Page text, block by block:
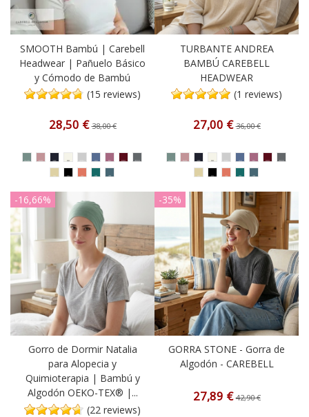
SMOOTH Bambú | Carebell
Headwear | Pañuelo Básico
y Cómodo de Bambú
(15 reviews)
28,50 €38,00 €
TURBANTE ANDREA
BAMBÚ CAREBELL
HEADWEAR
(1 reviews)
27,00 €36,00 €
-16,66%
Gorro de Dormir Natalia
para Alopecia y
Quimioterapia | Bambú y
Algodón OEKO-TEX® |...
(22 reviews)
-35%
GORRA STONE - Gorra de
Algodón - CAREBELL
27,89 €42,90 €